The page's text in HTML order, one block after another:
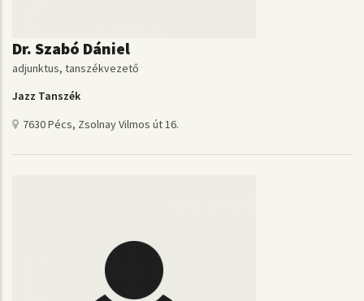
Dr. Szabó Dániel
adjunktus, tanszékvezető
Jazz Tanszék
7630 Pécs, Zsolnay Vilmos út 16.